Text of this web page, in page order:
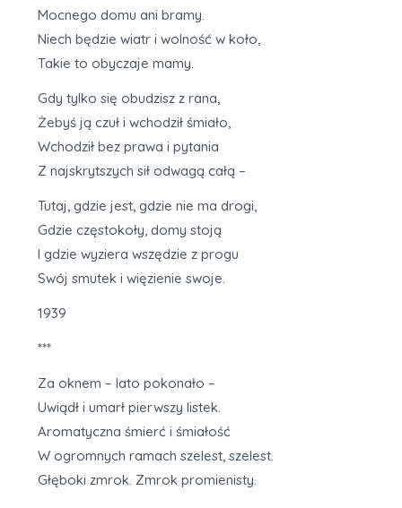
Mocnego domu ani bramy.
Niech będzie wiatr i wolność w koło,
Takie to obyczaje mamy.
Gdy tylko się obudzisz z rana,
Żebyś ją czuł i wchodził śmiało,
Wchodził bez prawa i pytania
Z najskrytszych sił odwagą całą –
Tutaj, gdzie jest, gdzie nie ma drogi,
Gdzie częstokoły, domy stoją
I gdzie wyziera wszędzie z progu
Swój smutek i więzienie swoje.
1939
***
Za oknem – lato pokonało –
Uwiądł i umarł pierwszy listek.
Aromatyczna śmierć i śmiałość
W ogromnych ramach szelest, szelest.
Głęboki zmrok. Zmrok promienisty.